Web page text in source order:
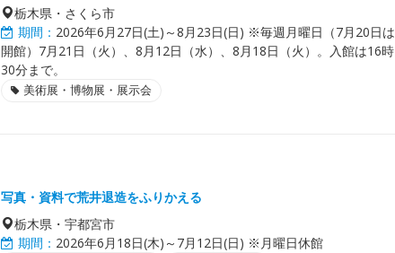
栃木県・さくら市
期間： 2026年6月27日(土)～8月23日(日) ※毎週月曜日（7月20日は
開館）7月21日（火）、8月12日（水）、8月18日（火）。入館は16時
30分まで。
美術展・博物展・展示会
写真・資料で荒井退造をふりかえる
栃木県・宇都宮市
期間： 2026年6月18日(木)～7月12日(日) ※月曜日休館